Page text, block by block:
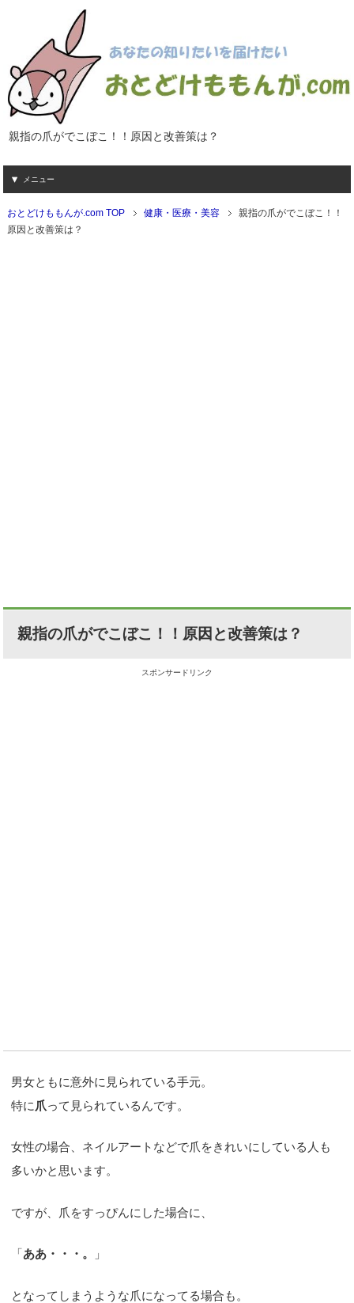
親指の爪がでこぼこ！！原因と改善策は？
メニュー
おとどけももんが.com TOP 健康・医療・美容
親指の爪がでこぼこ！！
原因と改善策は？
親指の爪がでこぼこ！！原因と改善策は？
スポンサードリンク
男女ともに意外に見られている手元。
特に 爪って見られているんです。
女性の場合、ネイルアートなどで爪をきれいにしている人も
多いかと思います。
ですが、爪をすっぴんにした場合に、
「ああ・・・。 」
となってしまうような爪になってる場合も。